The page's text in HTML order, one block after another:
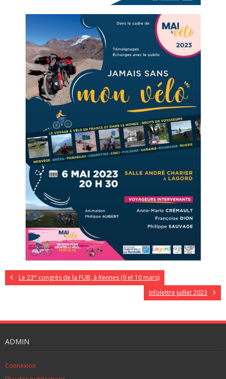
Le 23° congrès de la FUB, à Rennes (9 et 10 mars)
Infolettre juillet 2023
ADMIN
Connexion